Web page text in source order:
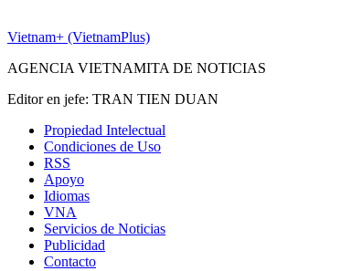
Vietnam+ (VietnamPlus)
AGENCIA VIETNAMITA DE NOTICIAS
Editor en jefe: TRAN TIEN DUAN
Propiedad Intelectual
Condiciones de Uso
RSS
Apoyo
Idiomas
VNA
Servicios de Noticias
Publicidad
Contacto